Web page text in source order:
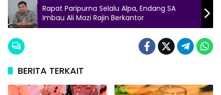
Rapat Paripurna Selalu Alpa, Endang SA
Imbau Ali Mazi Rajin Berkantor
BERITA TERKAIT